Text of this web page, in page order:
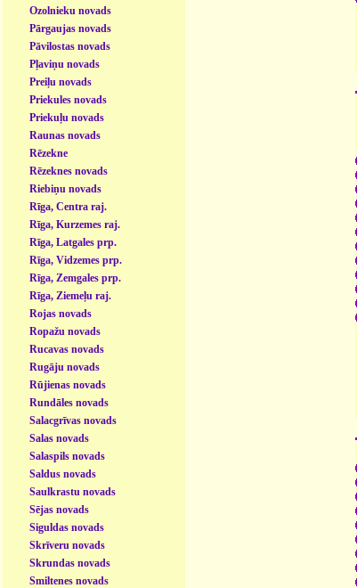
Ozolnieku novads
Pārgaujas novads
Pāvilostas novads
Pļaviņu novads
Preiļu novads
Priekules novads
Priekuļu novads
Raunas novads
Rēzekne
Rēzeknes novads
Riebiņu novads
Rīga, Centra raj.
Rīga, Kurzemes raj.
Rīga, Latgales prp.
Rīga, Vidzemes prp.
Rīga, Zemgales prp.
Rīga, Ziemeļu raj.
Rojas novads
Ropažu novads
Rucavas novads
Rugāju novads
Rūjienas novads
Rundāles novads
Salacgrīvas novads
Salas novads
Salaspils novads
Saldus novads
Saulkrastu novads
Sējas novads
Siguldas novads
Skrīveru novads
Skrundas novads
Smiltenes novads